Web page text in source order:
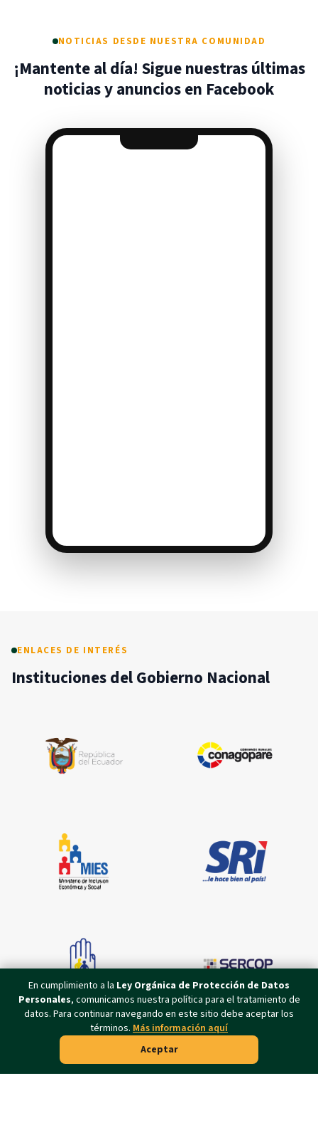
NOTICIAS DESDE NUESTRA COMUNIDAD
¡Mantente al día! Sigue nuestras últimas
noticias y anuncios en Facebook
ENLACES DE INTERÉS
Instituciones del Gobierno Nacional
En cumplimiento a la Ley Orgánica de Protección de Datos
Personales, comunicamos nuestra política para el tratamiento de
datos. Para continuar navegando en este sitio debe aceptar los
términos. Más información aquí
Aceptar